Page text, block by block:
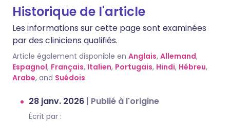
Historique de l'article
Les informations sur cette page sont examinées
par des cliniciens qualifiés.
Article également disponible en Anglais, Allemand,
Espagnol, Français, Italien, Portugais, Hindi, Hébreu,
Arabe, and Suédois.
28 janv. 2026 | Publié à l'origine
Écrit par :